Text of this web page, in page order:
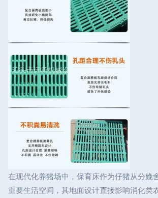
在现代化养猪场中，保育床作为仔猪从分娩
重要生活空间，其地面设计直接影响消化类